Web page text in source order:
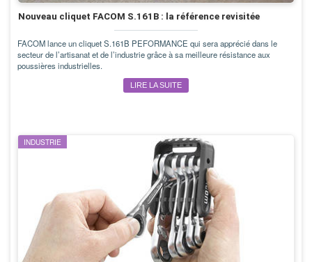
Nouveau cliquet FACOM S.161B : la référence revisitée
FACOM lance un cliquet S.161B PEFORMANCE qui sera apprécié dans le
secteur de l’artisanat et de l’industrie grâce à sa meilleure résistance aux
poussières industrielles.
LIRE LA SUITE
INDUSTRIE